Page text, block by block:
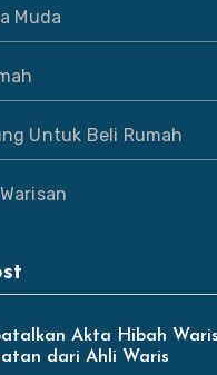
Muda
Untuk Beli Rumah
Akta Hibah
dari Ahli Waris